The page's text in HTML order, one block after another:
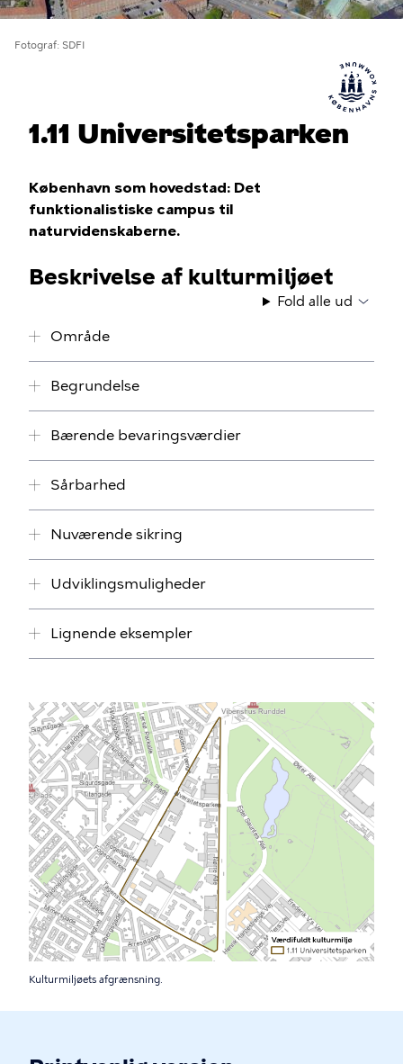
Fotograf SDFI
1.11 Universitetsparken
København som hovedstad: Det
funktionalistiske campus til
naturvidenskaberne.
Beskrivelse af kulturmiljøet
Fold alle ud
Område
Begrundelse
Bærende bevaringsværdier
Sårbarhed
Nuværende sikring
Udviklingsmuligheder
Lignende eksempler
Billede
Kulturmiljøets afgrænsning.